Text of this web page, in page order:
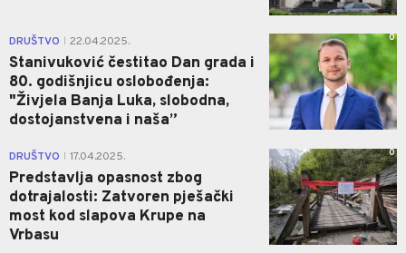
DRUŠTVO 22.04.2025.
Stanivuković čestitao Dan grada i
80. godišnjicu oslobođenja:
"Živjela Banja Luka, slobodna,
dostojanstvena i naša”
0
DRUŠTVO 17.04.2025.
Predstavlja opasnost zbog
dotrajalosti: Zatvoren pješački
most kod slapova Krupe na
Vrbasu
0